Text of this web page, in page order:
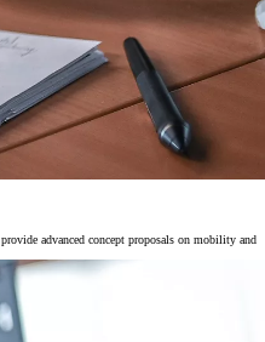
advanced concept proposals on mobility and